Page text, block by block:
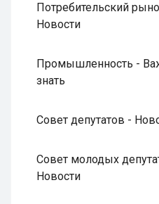
Потребительский
Новости
Промышленность -
знать
Совет депутатов -
Совет молодых
Новости